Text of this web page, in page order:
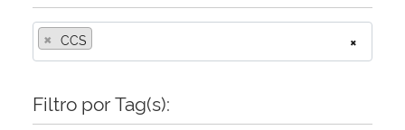
Ministério do Desenvolvimento Regional
Ministério da Mulher, da Família e dos Direitos Humanos
×
× CCS
Filtro por Tag(s):